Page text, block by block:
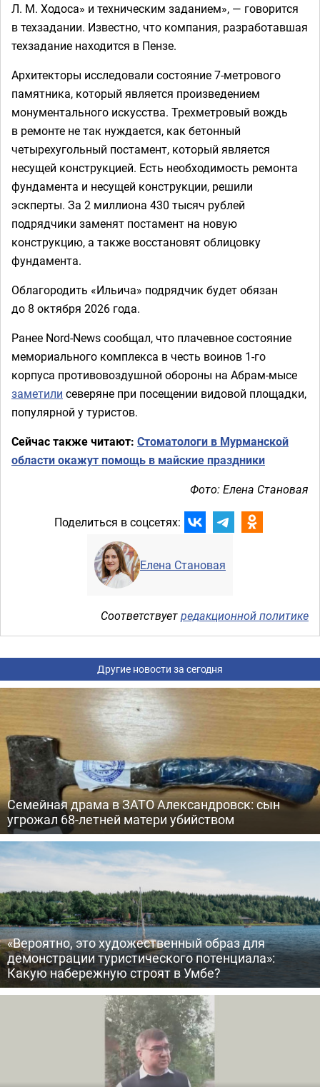
Л. М. Ходоса» и техническим заданием», — говорится
в техзадании. Известно, что компания, разработавшая
техзадание находится в Пензе.
Архитекторы исследовали состояние 7-метрового
памятника, который является произведением
монументального искусства. Трехметровый вождь
в ремонте не так нуждается, как бетонный
четырехугольный постамент, который является
несущей конструкцией. Есть необходимость ремонта
фундамента и несущей конструкции, решили
эскперты. За 2 миллиона 430 тысяч рублей
подрядчики заменят постамент на новую
конструкцию, а также восстановят облицовку
фундамента.
Облагородить «Ильича» подрядчик будет обязан
до 8 октября 2026 года.
Ранее Nord-News сообщал, что плачевное состояние
мемориального комплекса в честь воинов 1-го
корпуса противовоздушной обороны на Абрам-мысе
заметили северяне при посещении видовой площадки,
популярной у туристов.
Сейчас также читают: Стоматологи в Мурманской
области окажут помощь в майские праздники
Фото: Елена Становая
Поделиться в соцсетях:
Елена Становая
Соответствуетредакционной политике
Другие новости за сегодня
Семейная драма в ЗАТО Александровск: сын
угрожал 68-летней матери убийством
«Вероятно, это художественный образ для
демонстрации туристического потенциала»:
Какую набережную строят в Умбе?